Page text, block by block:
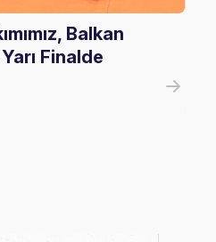
Balkan
Finalde